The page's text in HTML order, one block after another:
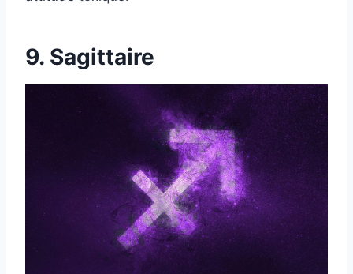
9. Sagittaire